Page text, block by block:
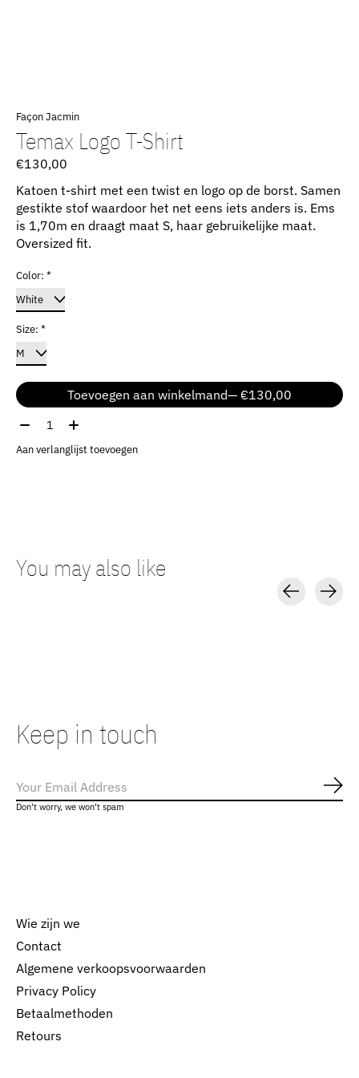
Façon Jacmin
Temax Logo T-Shirt
€130,00
Katoen t-shirt met een twist en logo op de borst. Samen
gestikte stof waardoor het net eens iets anders is. Ems
is 1,70m en draagt maat S, haar gebruikelijke maat.
Oversized fit.
Color: *
Size: *
Toevoegen aan winkelmand
— €130,00
Aantal:
Aan verlanglijst toevoegen
You may also like
Keep in touch
Don’t worry, we won’t spam
Wie zijn we
Contact
Algemene verkoopsvoorwaarden
Privacy Policy
Betaalmethoden
Retours